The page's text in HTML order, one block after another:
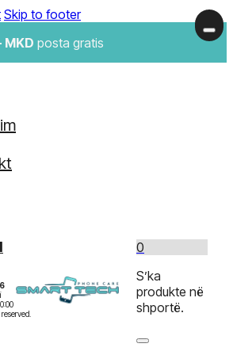
Skip to footer
MKD posta gratis
0
S’ka
produkte në
shportë.